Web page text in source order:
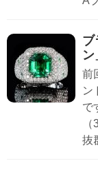
ブ
前
ン
で
抜